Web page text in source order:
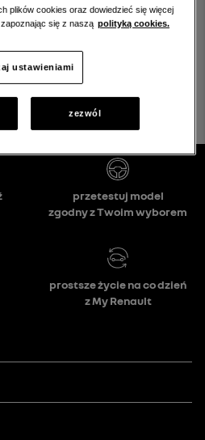
stronę główną
plików cookies oraz dowiedzieć się więcej
się z naszą polityką cookies.
ustawieniami
zezwól